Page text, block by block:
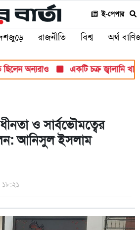
ই-পেপার
রাজনীতি বিশ্ব অর্থ-
অন্যরাও একটি চক্র জ্বালানি
ও সার্বভৌমত্বের
আনিসুল ইসলাম
১৮:২১